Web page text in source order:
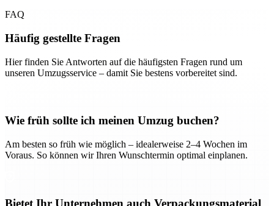
FAQ
Häufig gestellte Fragen
Hier finden Sie Antworten auf die häufigsten Fragen rund um
unseren Umzugsservice – damit Sie bestens vorbereitet sind.
Wie früh sollte ich meinen Umzug buchen?
Am besten so früh wie möglich – idealerweise 2–4 Wochen im
Voraus. So können wir Ihren Wunschtermin optimal einplanen.
Bietet Ihr Unternehmen auch Verpackungsmaterial